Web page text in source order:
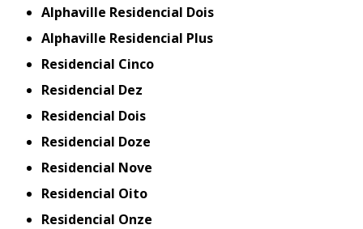
Alphaville Residencial Dois
Alphaville Residencial Plus
Residencial Cinco
Residencial Dez
Residencial Dois
Residencial Doze
Residencial Nove
Residencial Oito
Residencial Onze